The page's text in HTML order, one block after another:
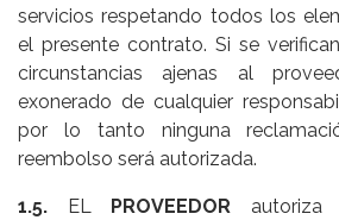
servicios respetando todos los
el presente contrato. Si se
circunstancias ajenas al
exonerado de cualquier
por lo tanto ninguna
reembolso será autorizada.
1.5. EL PROVEEDOR